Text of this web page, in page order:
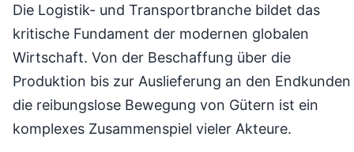
Die Logistik- und Transportbranche bildet das
kritische Fundament der modernen globalen
Wirtschaft. Von der Beschaffung über die
Produktion bis zur Auslieferung an den Endkunden
die reibungslose Bewegung von Gütern ist ein
komplexes Zusammenspiel vieler Akteure.